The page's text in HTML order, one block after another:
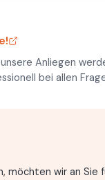
Anliegen
bei allen
möchten wir an